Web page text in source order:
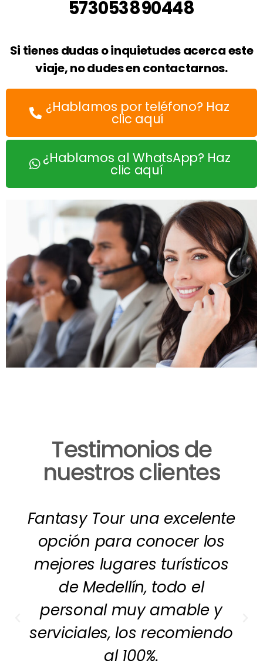
573053890448
Si tienes dudas o inquietudes acerca este
viaje, no dudes en contactarnos.
¿Hablamos por teléfono? Haz
clic aquí
¿Hablamos al WhatsApp? Haz
clic aquí
Testimonios de
nuestros clientes
Fantasy Tour una excelente
opción para conocer los
mejores lugares turísticos
de Medellín, todo el
personal muy amable y
serviciales, los recomiendo
al 100%.